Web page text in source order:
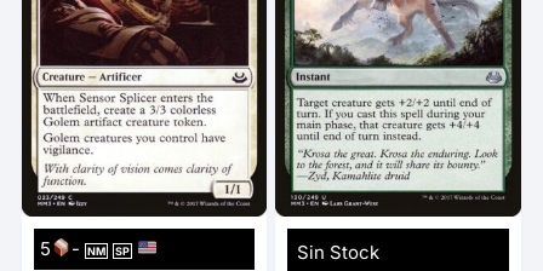
5 -NM SP Sin Stock